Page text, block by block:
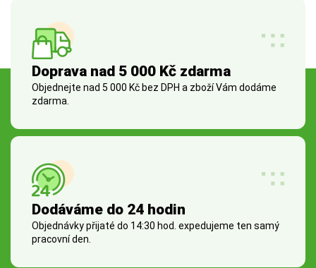
Doprava nad 5 000 Kč zdarma
Objednejte nad 5 000 Kč bez DPH a zboží Vám dodáme
zdarma.
Dodáváme do 24 hodin
Objednávky přijaté do 14:30 hod. expedujeme ten samý
pracovní den.